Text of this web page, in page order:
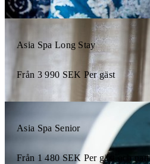
Asia Spa Long Stay
Från 3 990 SEK Per gäst
Asia Spa Senior
Från 1 480 SEK Per gäst och natt